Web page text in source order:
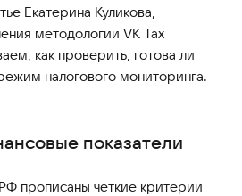
Екатерина Куликова,
методологии VK Tax
как проверить, готова ли
налогового мониторинга.
показатели
прописаны четкие критерии